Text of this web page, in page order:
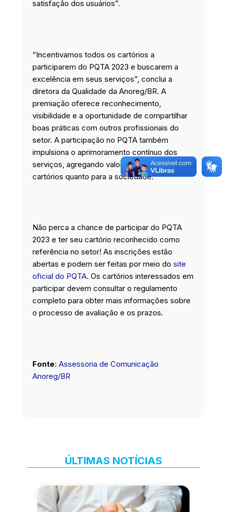
satisfação dos usuários”.
“Incentivamos todos os cartórios a
participarem do PQTA 2023 e buscarem a
excelência em seus serviços”, conclui a
diretora da Qualidade da Anoreg/BR. A
premiação oferece reconhecimento,
visibilidade e a oportunidade de compartilhar
boas práticas com outros profissionais do
setor. A participação no PQTA também
impulsiona o aprimoramento contínuo dos
serviços, agregando valor tanto para os
cartórios quanto para a sociedade.
Não perca a chance de participar do PQTA
2023 e ter seu cartório reconhecido como
referência no setor! As inscrições estão
abertas e podem ser feitas por meio do site
oficial do PQTA. Os cartórios interessados em
participar devem consultar o regulamento
completo para obter mais informações sobre
o processo de avaliação e os prazos.
Fonte: Assessoria de Comunicação
Anoreg/BR
ÚLTIMAS NOTÍCIAS